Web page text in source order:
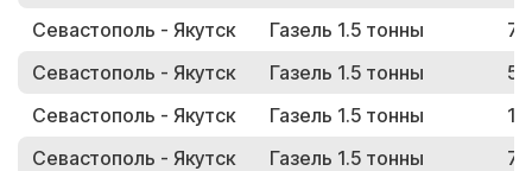
Севастополь - Якутск
Газель 1.5 тонны
Севастополь - Якутск
Газель 1.5 тонны
Севастополь - Якутск
Газель 1.5 тонны
Севастополь - Якутск
Газель 1.5 тонны